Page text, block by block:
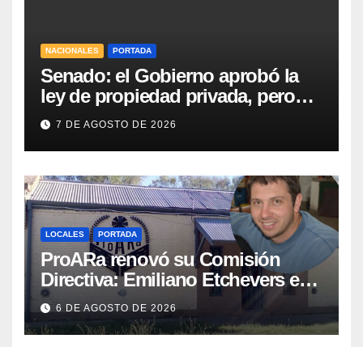
NACIONALES PORTADA
Senado: el Gobierno aprobó la
ley de propiedad privada, pero
tuvo que quitar otro capítulo
7 DE AGOSTO DE 2026
LOCALES PORTADA
ProARa renovó su Comisión
Directiva: Emiliano Etchevers es
el nuevo Presidente de la entidad
6 DE AGOSTO DE 2026